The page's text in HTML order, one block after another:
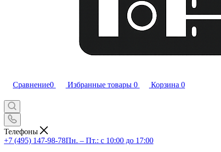
Сравнение0 Избранные товары 0 Корзина 0
Телефоны
+7 (495) 147-98-78Пн. – Пт.: с 10:00 до 17:00